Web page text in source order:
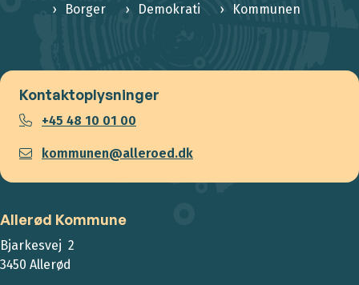
Borger Demokrati Kommunen
Kontaktoplysninger
+45 48 10 01 00
kommunen@alleroed.dk
Allerød Kommune
Bjarkesvej 2
3450 Allerød